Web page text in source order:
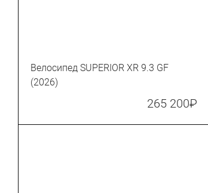
Велосипед SUPERIOR XR 9.3 GF
(2026)
265 200₽